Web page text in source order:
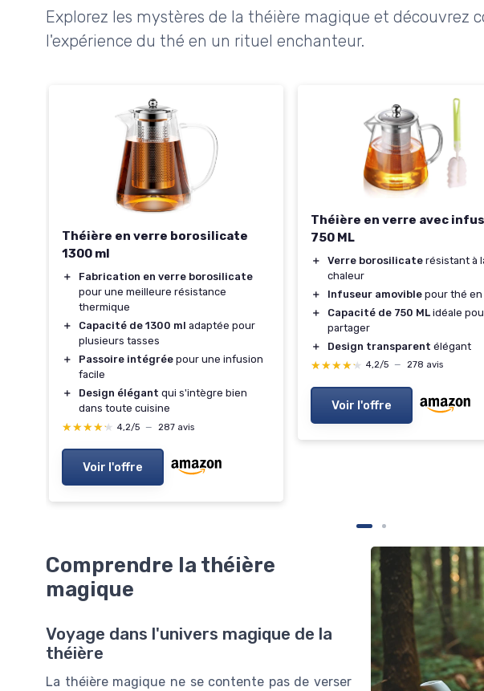
Explorez les mystères de la théière magique et découvrez
l'expérience du thé en un rituel enchanteur.
Théière en verre borosilicate
1300 ml
＋
Fabrication en verre borosilicate
pour une meilleure résistance
thermique
＋
Capacité de 1300 ml adaptée pour
plusieurs tasses
＋
Passoire intégrée pour une infusion
facile
＋
Design élégant qui s'intègre bien
dans toute cuisine
★★★★★
★★★★★ 4,2/5 — 287 avis
Voir l'offre
Théière en verre avec
750 ML
＋ Verre borosilicate résistant à
chaleur
＋
Infuseur amovible pour thé en
＋
Capacité de 750 ML idéale
partager
＋
Design transparent élégant
★★★★★
★★★★★ 4,2/5 — 278 avis
Voir l'offre
Comprendre la théière
magique
Voyage dans l'univers magique de la
théière
La théière magique ne se contente pas de verser